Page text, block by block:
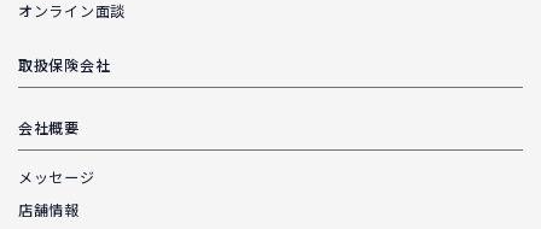
オンライン面談
取扱保険会社
会社概要
メッセージ
店舗情報